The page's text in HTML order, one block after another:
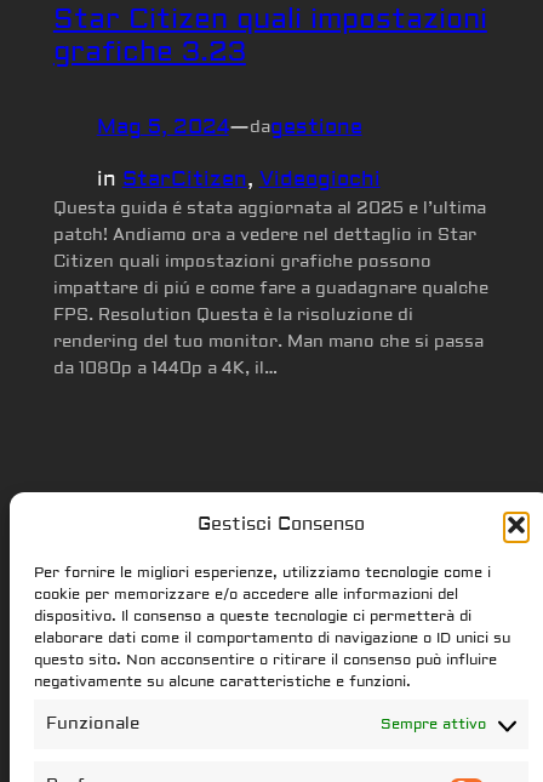
Gestisci Consenso
Per fornire le migliori esperienze, utilizziamo tecnologie come i
cookie per memorizzare e/o accedere alle informazioni del
dispositivo. Il consenso a queste tecnologie ci permetterà di
elaborare dati come il comportamento di navigazione o ID unici su
questo sito. Non acconsentire o ritirare il consenso può influire
negativamente su alcune caratteristiche e funzioni.
Funzionale Sempre attivo
Star Citizen quali impostazioni
grafiche 3.23
Mag 5, 2024—dagestione
in StarCitizen, Videogiochi
Questa guida é stata aggiornata al 2025 e l’ultima
patch! Andiamo ora a vedere nel dettaglio in Star
Citizen quali impostazioni grafiche possono
impattare di piú e come fare a guadagnare qualche
FPS. Resolution Questa è la risoluzione di
rendering del tuo monitor. Man mano che si passa
da 1080p a 1440p a 4K, il…
Star Citizen.it
star-citizen.it is a Star Citizen fan
website. Star Citizen and Squadron42
trademarks are the properties of the